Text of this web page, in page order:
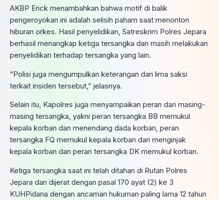
AKBP Erick menambahkan bahwa motif di balik
pengeroyokan ini adalah selisih paham saat menonton
hiburan orkes. Hasil penyelidikan, Satreskrim Polres Jepara
berhasil menangkap ketiga tersangka dan masih melakukan
penyelidikan terhadap tersangka yang lain.
“Polisi juga mengumpulkan keterangan dari lima saksi
terkait insiden tersebut,” jelasnya.
Selain itu, Kapolres juga menyampaikan peran dari masing-
masing tersangka, yakni peran tersangka BB memukul
kepala korban dan menendang dada korban, peran
tersangka FQ memukul kepala korban dan menginjak
kepala korban dan peran tersangka DK memukul korban.
Ketiga tersangka saat ini telah ditahan di Rutan Polres
Jepara dan dijerat dengan pasal 170 ayat (2) ke 3
KUHPidana dengan ancaman hukuman paling lama 12 tahun